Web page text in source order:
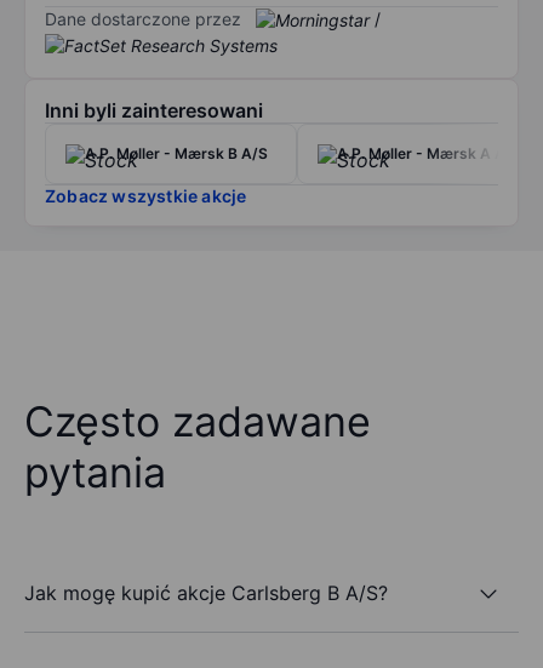
Dane dostarczone przez /
Inni byli zainteresowani
A.P. Møller - Mærsk B A/S A.P. Møller - Mærsk A A/S
Zobacz wszystkie akcje
Często zadawane
pytania
Jak mogę kupić akcje Carlsberg B A/S?